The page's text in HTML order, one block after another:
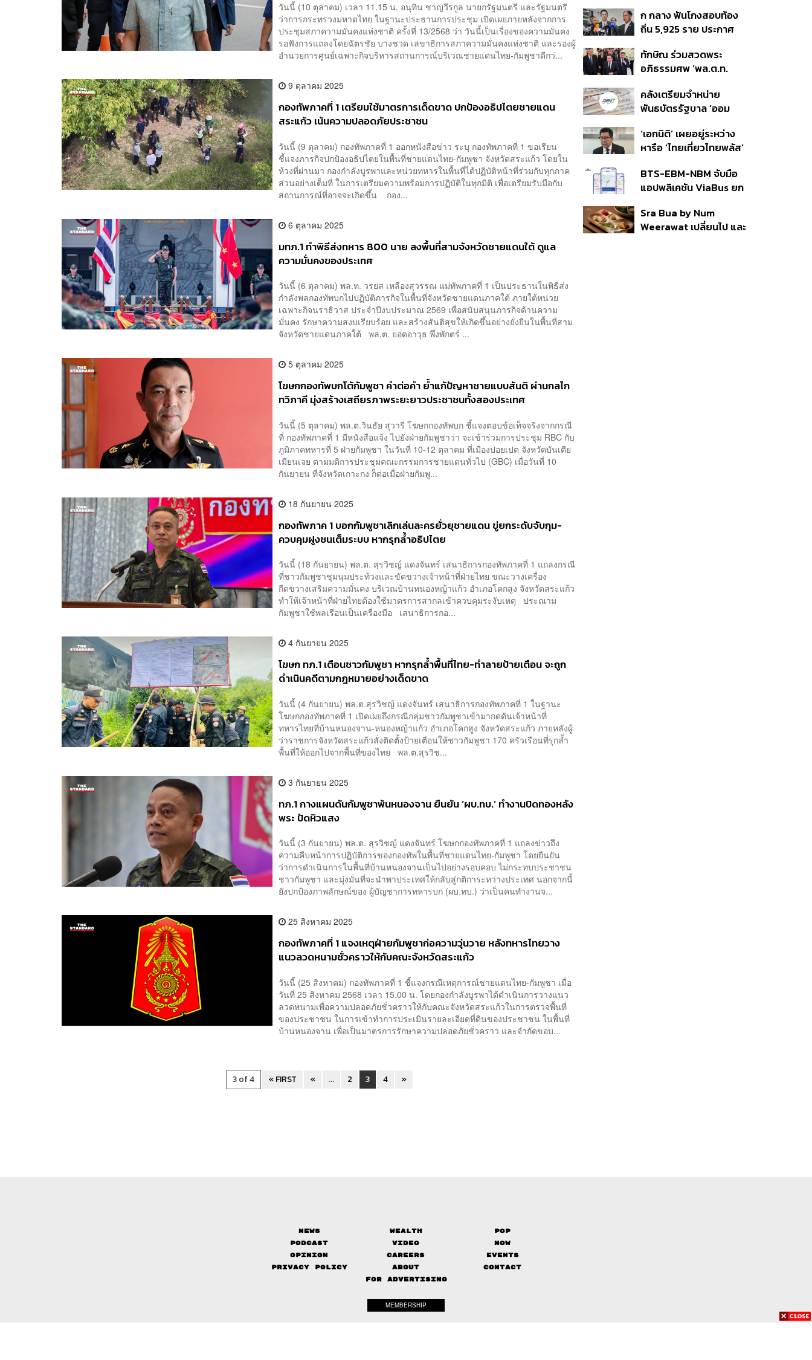
วันนี้ (10 ตุลาคม) เวลา 11.15 น. อนุทิน ชาญวีรกูล นายกรัฐมนตรี และรัฐมนตรี
ว่าการกระทรวงมหาดไทย ในฐานะประธานการประชุม เปิดเผยภายหลังจากการ
ประชุมสภาความมั่นคงแห่งชาติ ครั้งที่ 13/2568 ว่า วันนี้เป็นเรื่องของความมั่นคง
รอฟังการแถลงโดยฉัตรชัย บางชวด เลขาธิการสภาความมั่นคงแห่งชาติ และรองผู้
อำนวยการศูนย์เฉพาะกิจบริหารสถานการณ์บริเวณชายแดนไทย-กัมพูชาดีกว่...
9 ตุลาคม 2025
กองทัพภาคที่ 1 เตรียมใช้มาตรการเด็ดขาด ปกป้องอธิปไตยชายแดน
สระแก้ว เน้นความปลอดภัยประชาชน
วันนี้ (9 ตุลาคม) กองทัพภาคที่ 1 ออกหนังสือข่าว ระบุ กองทัพภาคที่ 1 ขอเรียน
ชี้แจงภารกิจปกป้องอธิปไตยในพื้นที่ชายแดนไทย-กัมพูชา จังหวัดสระแก้ว โดยใน
ห้วงที่ผ่านมา กองกำลังบูรพาและหน่วยทหารในพื้นที่ได้ปฏิบัติหน้าที่ร่วมกับทุกภาค
ส่วนอย่างเต็มที่ ในการเตรียมความพร้อมการปฏิบัติในทุกมิติ เพื่อเตรียมรับมือกับ
สถานการณ์ที่อาจจะเกิดขึ้น กอง...
6 ตุลาคม 2025
มทภ.1 ทำพิธีส่งทหาร 800 นาย ลงพื้นที่สามจังหวัดชายแดนใต้ ดูแล
ความมั่นคงของประเทศ
วันนี้ (6 ตุลาคม) พล.ท. วรยส เหลืองสุวรรณ แม่ทัพภาคที่ 1 เป็นประธานในพิธีส่ง
กำลังพลกองทัพบกไปปฏิบัติภารกิจในพื้นที่จังหวัดชายแดนภาคใต้ ภายใต้หน่วย
เฉพาะกิจนราธิวาส ประจำปีงบประมาณ 2569 เพื่อสนับสนุนภารกิจด้านความ
มั่นคง รักษาความสงบเรียบร้อย และสร้างสันติสุขให้เกิดขึ้นอย่างยั่งยืนในพื้นที่สาม
จังหวัดชายแดนภาคใต้ พล.ต. ยอดอาวุธ พึ่งพักตร์ ...
5 ตุลาคม 2025
โฆษกกองทัพบกโต้กัมพูชา คำต่อคำ ย้ำแก้ปัญหาชายแบบสันติ ผ่านกลไก
ทวิภาคี มุ่งสร้างเสถียรภาพระยะยาวประชาชนทั้งสองประเทศ
วันนี้ (5 ตุลาคม) พล.ต.วินธัย สุวารี โฆษกกองทัพบก ชี้แจงตอบข้อเท็จจริงจากกรณี
ที่ กองทัพภาคที่ 1 มีหนังสือแจ้ง ไปยังฝ่ายกัมพูชาว่า จะเข้าร่วมการประชุม RBC กับ
ภูมิภาคทหารที่ 5 ฝ่ายกัมพูชา ในวันที่ 10-12 ตุลาคม ที่เมืองปอยเปต จังหวัดบันเตีย
เมียนเจย ตามมติการประชุมคณะกรรมการชายแดนทั่วไป (GBC) เมื่อวันที่ 10
กันยายน ที่จังหวัดเกาะกง ก็ต่อเมื่อฝ่ายกัมพู...
18 กันยายน 2025
กองทัพภาค 1 บอกกัมพูชาเลิกเล่นละครยั่วยุชายแดน ขู่ยกระดับจับกุม-
ควบคุมฝูงชนเต็มระบบ หากรุกล้ำอธิปไตย
วันนี้ (18 กันยายน) พล.ต. สุรวิชญ์ แดงจันทร์ เสนาธิการกองทัพภาคที่ 1 แถลงกรณี
ที่ชาวกัมพูชาชุมนุมประท้วงและขัดขวางเจ้าหน้าที่ฝ่ายไทย ขณะวางเครื่อง
กีดขวางเสริมความมั่นคง บริเวณบ้านหนองหญ้าแก้ว อำเภอโคกสูง จังหวัดสระแก้ว
ทำให้เจ้าหน้าที่ฝ่ายไทยต้องใช้มาตรการสากลเข้าควบคุมระงับเหตุ ประณาม
กัมพูชาใช้พลเรือนเป็นเครื่องมือ เสนาธิการกอ...
4 กันยายน 2025
โฆษก ทภ.1 เตือนชาวกัมพูชา หากรุกล้ำพื้นที่ไทย-ทำลายป้ายเตือน จะถูก
ดำเนินคดีตามกฎหมายอย่างเด็ดขาด
วันนี้ (4 กันยายน) พล.ต.สุรวิชญ์ แดงจันทร์ เสนาธิการกองทัพภาคที่ 1 ในฐานะ
โฆษกกองทัพภาคที่ 1 เปิดเผยถึงกรณีกลุ่มชาวกัมพูชาเข้ามากดดันเจ้าหน้าที่
ทหารไทยที่บ้านหนองจาน-หนองหญ้าแก้ว อำเภอโคกสูง จังหวัดสระแก้ว ภายหลังผู้
ว่าราชการจังหวัดสระแก้วสั่งติดตั้งป้ายเตือนให้ชาวกัมพูชา 170 ครัวเรือนที่รุกล้ำ
พื้นที่ให้ออกไปจากพื้นที่ของไทย พล.ต.สุรวิช...
3 กันยายน 2025
ทภ.1 กางแผนดันกัมพูชาพ้นหนองจาน ยืนยัน ‘ผบ.ทบ.’ ทำงานปิดทองหลัง
พระ ปัดหิวแสง
วันนี้ (3 กันยายน) พล.ต. สุรวิชญ์ แดงจันทร์ โฆษกกองทัพภาคที่ 1 แถลงข่าวถึง
ความคืบหน้าการปฏิบัติการของกองทัพในพื้นที่ชายแดนไทย-กัมพูชา โดยยืนยัน
ว่าการดำเนินการในพื้นที่บ้านหนองจานเป็นไปอย่างรอบคอบ ไม่กระทบประชาชน
ชาวกัมพูชา และมุ่งมั่นที่จะนำพาประเทศให้กลับสู่กติการะหว่างประเทศ นอกจากนี้
ยังปกป้องภาพลักษณ์ของ ผู้บัญชาการทหารบก (ผบ.ทบ.) ว่าเป็นคนทำงานจ...
25 สิงหาคม 2025
กองทัพภาคที่ 1 แจงเหตุฝ่ายกัมพูชาก่อความวุ่นวาย หลังทหารไทยวาง
แนวลวดหนามชั่วคราวให้กับคณะจังหวัดสระแก้ว
วันนี้ (25 สิงหาคม) กองทัพภาคที่ 1 ชี้แจงกรณีเหตุการณ์ชายแดนไทย-กัมพูชา เมื่อ
วันที่ 25 สิงหาคม 2568 เวลา 15.00 น. โดยกองกำลังบูรพาได้ดำเนินการวางแนว
ลวดหนามเพื่อความปลอดภัยชั่วคราวให้กับคณะจังหวัดสระแก้วในการตรวจพื้นที่
ของประชาชน ในการเข้าทำการประเมินรายละเอียดที่ดินของประชาชน ในพื้นที่
บ้านหนองจาน เพื่อเป็นมาตรการรักษาความปลอดภัยชั่วคราว และจำกัดขอบ...
3 of 4 « FIRST « ... 2 3 4 »
350’ เสริมความมั่นคง
ชายแดน
ก กลาง ฟันโกงสอบท้อง
ถิ่น 5,925 ราย ประกาศ
ราย รอ ป.ป.ช. ขีดเส้นแล้ว
เสร็จ 31 ส.ค.
ทักษิณ ร่วมสวดพระ
อภิธรรมศพ ‘พล.ต.ท.
สิน’ สิริอายุ 103 ปี แกนนำ
เพื่อไทย-บุคคลหลาก
คลังเตรียมจำหน่าย
พันธบัตรรัฐบาล ‘ออม
ก.ย.นี้ อาจเพิ่มสัดส่วนการ
ขายแบบ Small Lot First
‘เอกนิติ’ เผยอยู่ระหว่าง
หารือ ‘ไทยเที่ยวไทยพลัส’
แสนล้าน มั่นใจงบต่อ ‘ไทย
ช่วยไทย พลัส’ เฟส 2 มี
BTS-EBM-NBM จับมือ
แอปพลิเคชัน ViaBus ยก
รถไฟฟ้า 3 สายแบบเรียล
ไทม์
Sra Bua by Num
Weerawat เปลี่ยนไป และ
News Wealth
Pop
Podcast
Video
Now
Opinion
Careers
Events
Privacy Policy
About
Contact
FOR ADVERTISING
MEMBERSHIP